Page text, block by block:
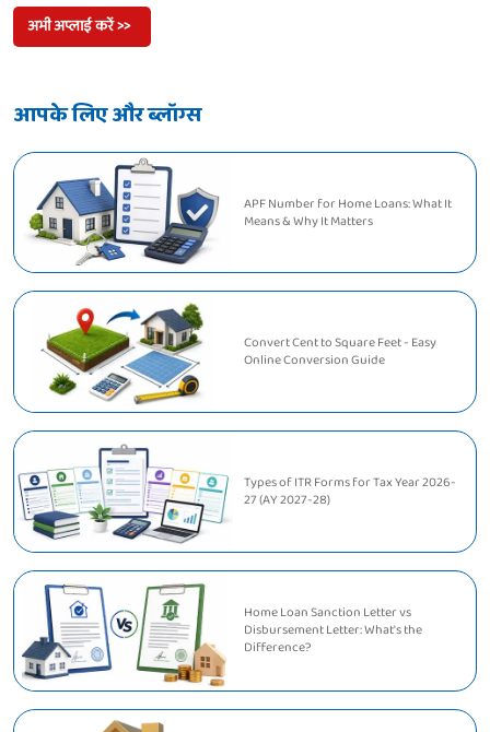
अभी अप्लाई करें >>
आपके लिए और ब्लॉग्स
APF Number for Home Loans: What It
Means & Why It Matters
Convert Cent to Square Feet - Easy
Online Conversion Guide
Types of ITR Forms for Tax Year 2026-
27 (AY 2027-28)
Home Loan Sanction Letter vs
Disbursement Letter: What's the
Difference?